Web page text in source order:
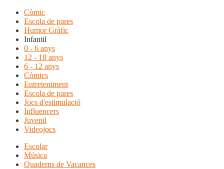
Còmic
Escola de pares
Humor Gràfic
Infantil
0 - 6 anys
12 - 18 anys
6 - 12 anys
Còmics
Entreteniment
Escola de pares
Jocs d'estimulació
Influencers
Juvenil
Videojocs
Escolar
Música
Quaderns de Vacances